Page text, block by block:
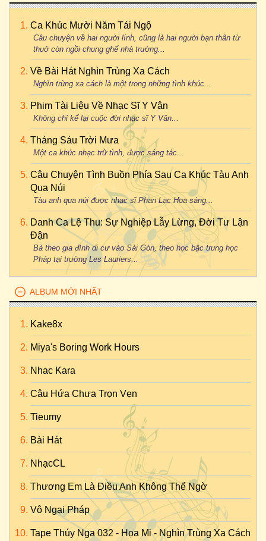
Ca Khúc Mười Năm Tái Ngộ
Câu chuyện về hai người lính, cũng là hai người bạn thân từ
thuở còn ngồi chung ghế nhà trường...
Về Bài Hát Nghìn Trùng Xa Cách
Nghìn trùng xa cách là một trong những tình khúc...
Phim Tài Liệu Về Nhạc Sĩ Y Vân
Không chỉ kể lại cuộc đời nhạc sĩ Y Vân...
Tháng Sáu Trời Mưa
Một ca khúc nhạc trữ tình, được sáng tác...
Câu Chuyện Tình Buồn Phía Sau Ca Khúc Tàu Anh
Qua Núi
Tàu anh qua núi được nhạc sĩ Phan Lạc Hoa sáng...
Danh Ca Lệ Thu: Sự Nghiệp Lẫy Lừng, Đời Tư Lận
Đận
Bà theo gia đình di cư vào Sài Gòn, theo học bậc trung học
Pháp tại trường Les Lauriers...
ALBUM MỚI NHẤT
Kake8x
Miya's Boring Work Hours
Nhac Kara
Câu Hứa Chưa Trọn Vẹn
Tieumy
Bài Hát
NhạcCL
Thương Em Là Điều Anh Không Thể Ngờ
Vô Ngại Pháp
Tape Thúy Nga 032 - Họa Mi - Nghìn Trùng Xa Cách